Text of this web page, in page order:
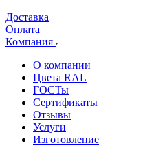
Доставка
Оплата
Компания
О компании
Цвета RAL
ГОСТы
Сертификаты
Отзывы
Услуги
Изготовление